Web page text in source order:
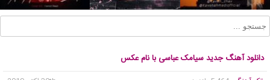
دانلود آهنگ جدید سیامک عباسی با نام عکس